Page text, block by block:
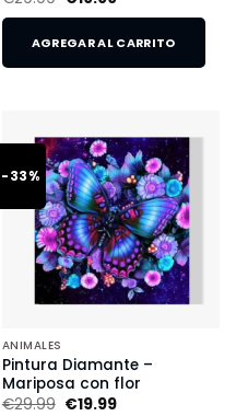
AGREGAR AL CARRITO
-33%
ANIMALES
Pintura Diamante –
Mariposa con flor
€29.99 €19.99